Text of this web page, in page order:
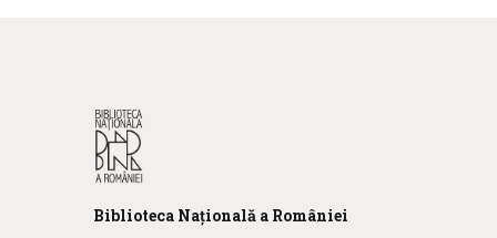
Biblioteca Națională a României